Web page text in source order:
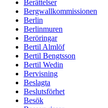
Berättelser
Bergwallkommissionen
Berlin
Berlinmuren
Beröringar
Bertil Almlöf
Bertil Bengtsson
Bertil Wedin
Bervisning
Beslagta
Beslutsförhet
Besök